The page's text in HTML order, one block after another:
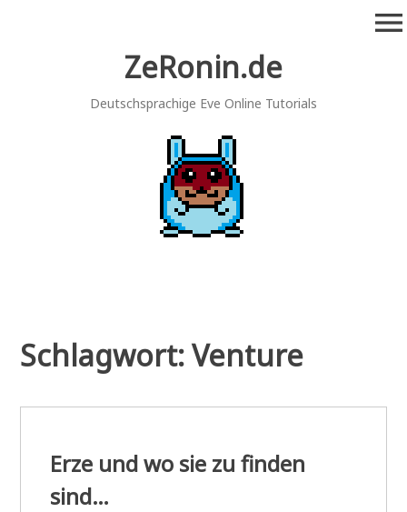
ZeRonin.de
Deutschsprachige Eve Online Tutorials
menu
Schlagwort:Venture
Erze und wo sie zu finden
sind…